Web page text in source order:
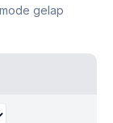
gelap